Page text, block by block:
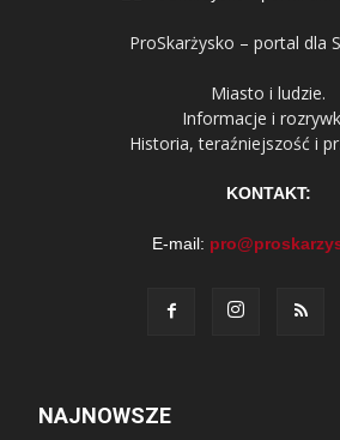
ProSkarżysko – portal dla
Miasto i ludzie.
Informacje i
Historia, teraźniejszość i
KONTAKT:
E-mail:
NAJNOWSZE